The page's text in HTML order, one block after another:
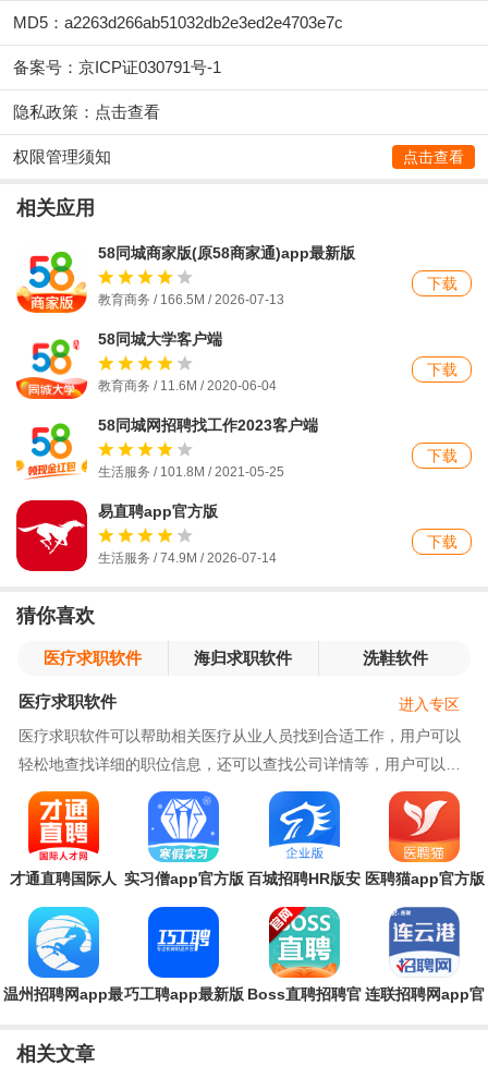
MD5：a2263d266ab51032db2e3ed2e4703e7c
备案号：京ICP证030791号-1
隐私政策： 点击查看
权限管理须知 点击查看
相关应用
58同城商家版(原58商家通)app最新版
教育商务 / 166.5M / 2026-07-13
下载
58同城大学客户端
教育商务 / 11.6M / 2020-06-04
下载
58同城网招聘找工作2023客户端
生活服务 / 101.8M / 2021-05-25
下载
易直聘app官方版
生活服务 / 74.9M / 2026-07-14
下载
猜你喜欢
医疗求职软件 海归求职软件 洗鞋软件
医疗求职软件
医疗求职软件可以帮助相关医疗从业人员找到合适工作，用户可以
轻松地查找详细的职位信息，还可以查找公司详情等，用户可以直
接投递简历，简化找工作的步骤。另外还可以创建
进入专区
才通直聘国际人 实习僧app官方版 百城招聘HR版安
业版)
医聘猫app官方版
温州招聘网app最巧工聘app最新版 Boss直聘招聘官 连联招聘网app官
相关文章